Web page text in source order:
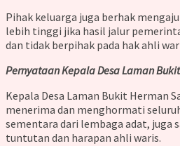
Pihak keluarga juga berhak
lebih tinggi jika hasil jalur
dan tidak berpihak pada hak ahli
Pernyataan Kepala Desa Laman Bukit
Kepala Desa Laman Bukit Herman
menerima dan menghormati
sementara dari lembaga adat, juga
tuntutan dan harapan ahli waris.